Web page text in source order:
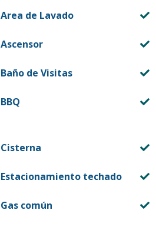
Area de Lavado
Ascensor
Baño de Visitas
BBQ
Cisterna
Estacionamiento techado
Gas común